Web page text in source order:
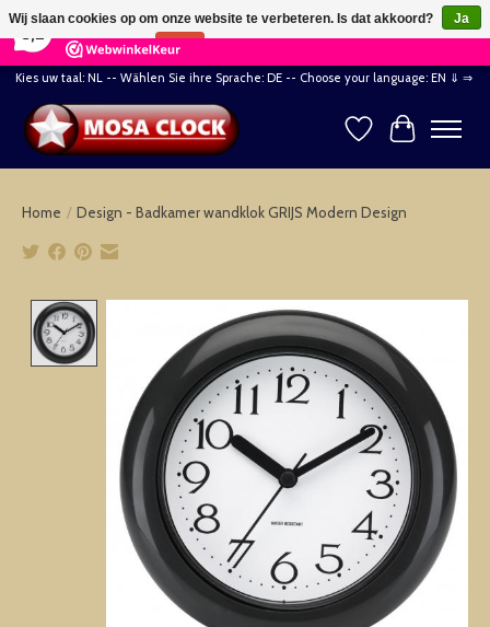
164 Reviews ×
Kies uw taal: NL -- Wählen Sie ihre Sprache: DE -- Choose your language: EN ⇓ ⇒
Verlanglijst
Home / Design - Badkamer wandklok GRIJS Modern Design
Product image slideshow Items
Wij slaan cookies op om onze website te verbeteren. Is dat akkoord?
Ja
Nee